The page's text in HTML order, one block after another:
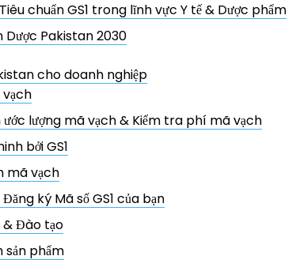
chuẩn GS1 trong lĩnh vực Y tế & Dược phẩm
Dược Pakistan 2030
cho doanh nghiệp
vạch
lượng mã vạch & Kiểm tra phí mã vạch
bởi GS1
mã vạch
ký Mã số GS1 của bạn
& Đào tạo
sản phẩm